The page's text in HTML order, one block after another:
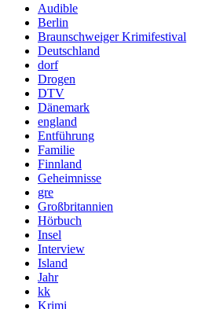
Audible
Berlin
Braunschweiger Krimifestival
Deutschland
dorf
Drogen
DTV
Dänemark
england
Entführung
Familie
Finnland
Geheimnisse
gre
Großbritannien
Hörbuch
Insel
Interview
Island
Jahr
kk
Krimi